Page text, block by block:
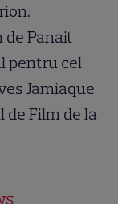
de Panait
pentru cel
Jamiaque
de Film de la